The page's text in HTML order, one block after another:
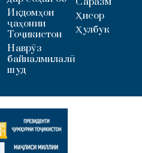
Иқдомҳои
ҷаҳонии
Тоҷикистон
Наврӯз
байналмилалӣ
шуд
Ҳисор
Ҳулбук